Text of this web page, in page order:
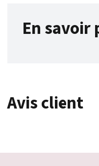
En savoir
Avis client